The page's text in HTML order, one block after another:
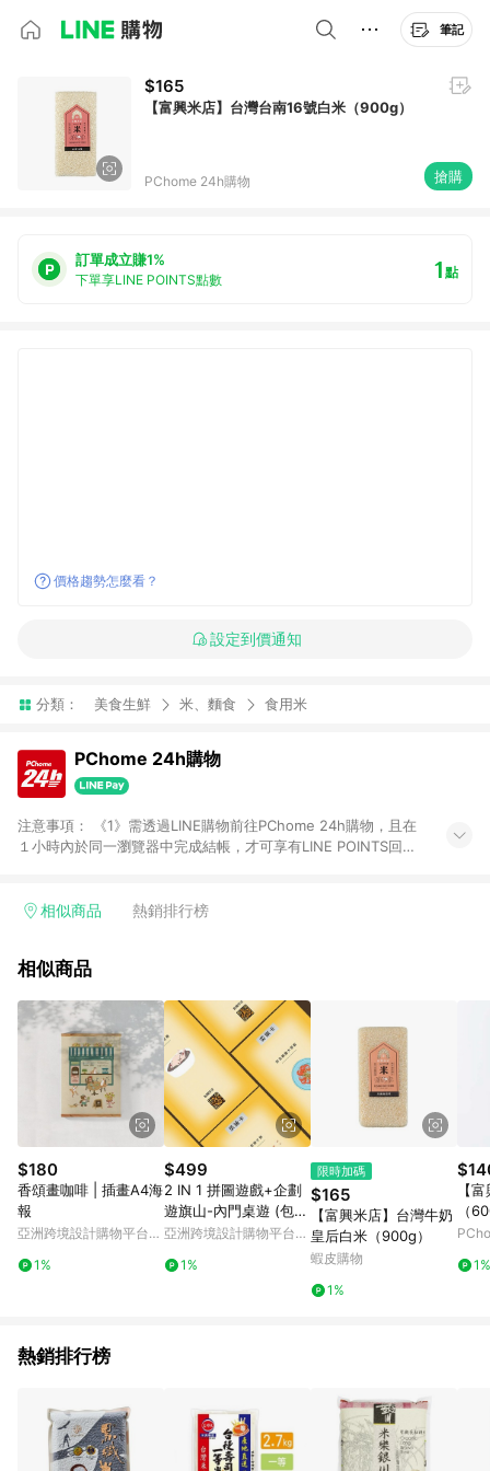
筆記
$165
【富興米店】台灣台南16號白米（900g）
PChome 24h購物 搶購
訂單成立賺1%
下單享LINE POINTS點數 1點
價格趨勢怎麼看？
設定到價通知
分類： 美食生鮮 米、麵食 食用米
PChome 24h購物
注意事項： 《1》需透過LINE購物前往PChome 24h購物，且在
１小時內於同一瀏覽器中完成結帳，才可享有LINE POINTS回饋
在點數回饋範圍內。 《3》如取消訂單、退貨、購物中登出
品、票券、訂閱方案、PChome儲值商品、企業專區/企業採購、
值點數、點數/禮物卡 [2025/2/16起適用] - 票券全品項
[2026/6/2起適用] 《5》回饋點數的計算將會排除【訂單活動折
扣 (含折價券折扣)】、【P幣扣抵】、【現金積點扣抵】及【訂單
運費】等金額。 《6》符合LINE POINTS回饋資格之訂單將於商
家訂單頁面標示「LINE回饋」，若無此標示則 不符合回饋LINE
POINTS點數資格亦不得使用點數紅包 。 《7》LINE購物設有
「單一商品最高回饋點數」機制 (特殊活動時開放「回饋無上
限」)，以同一訂單中同一商品不論件數計算，並依訂單成立時間
當下LINE購物所設定的回饋機制為準。 《8》LINE購物為購物資
訊整合性平台，商品資料更新會有時間差，如顯示之商品規格、
顏色、價位、贈品與PChome 24h購物銷售網頁不符，以銷售網
頁標示為準！
相似商品 熱銷排行榜
相似商品
$180
香頌畫咖啡 | 插畫A4海
報
亞洲跨境設計購物平台
1%
$499
2 IN 1 拼圖遊戲+企劃
遊旗山-內門桌遊 (包裝
微瑕疵)
亞洲跨境設計購物平台
1%
限時加碼
$165
【富興米店】台灣牛奶
皇后白米（900g）
蝦皮購物
1%
【
（
1%
熱銷排行榜